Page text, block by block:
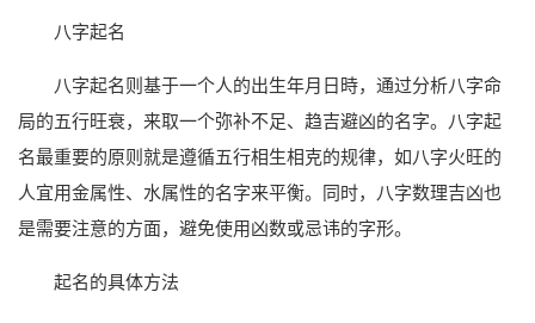
八字起名
八字起名则基于一个人的出生年月日時，通过分析八字命
局的五行旺衰，来取一个弥补不足、趋吉避凶的名字。八字起
名最重要的原则就是遵循五行相生相克的规律，如八字火旺的
人宜用金属性、水属性的名字来平衡。同时，八字数理吉凶也
是需要注意的方面，避免使用凶数或忌讳的字形。
起名的具体方法